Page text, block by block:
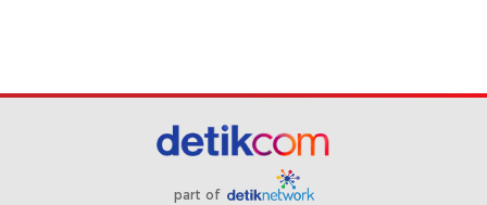
part of